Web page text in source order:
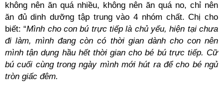
không nên ăn quá nhiều, không nên ăn quá no, chỉ nên
ăn đủ dinh dưỡng tập trung vào 4 nhóm chất. Chị cho
biết: “Mình cho con bú trực tiếp là chủ yếu, hiện tại chưa
đi làm, mình đang còn có thời gian dành cho con nên
mình tận dụng hầu hết thời gian cho bé bú trực tiếp. Cữ
bú cuối cùng trong ngày mình mới hút ra để cho bé ngủ
tròn giấc đêm.